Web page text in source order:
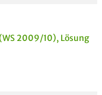
2009/10), Lösung